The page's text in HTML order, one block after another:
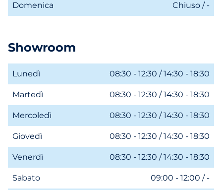
Domenica Chiuso / -
Showroom
Lunedì 08:30 - 12:30 / 14:30 - 18:30
Martedì 08:30 - 12:30 / 14:30 - 18:30
Mercoledì 08:30 - 12:30 / 14:30 - 18:30
Giovedì 08:30 - 12:30 / 14:30 - 18:30
Venerdì 08:30 - 12:30 / 14:30 - 18:30
Sabato 09:00 - 12:00 / -